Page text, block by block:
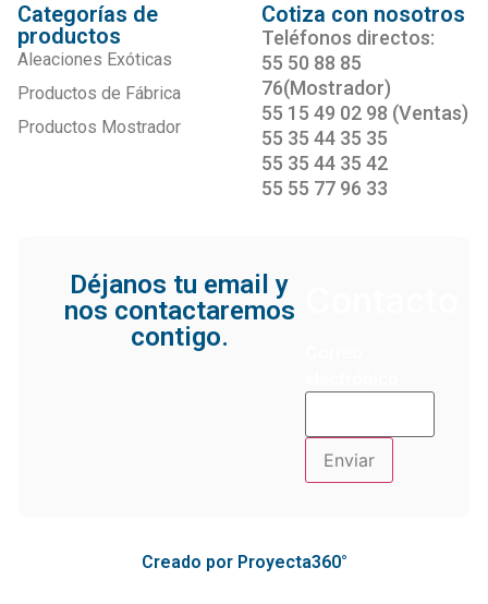
Categorías de
productos
Aleaciones Exóticas
Productos de Fábrica
Productos Mostrador
Cotiza con nosotros
Teléfonos directos:
55 50 88 85
76(Mostrador)
55 15 49 02 98 (Ventas)
55 35 44 35 35
55 35 44 35 42
55 55 77 96 33
Déjanos tu email y
nos contactaremos
contigo.
Creado por Proyecta360°